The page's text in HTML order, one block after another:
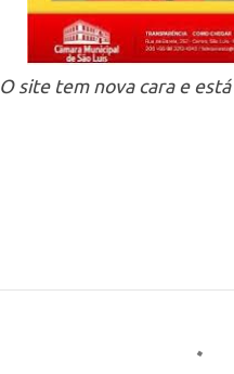
O site tem nova cara e